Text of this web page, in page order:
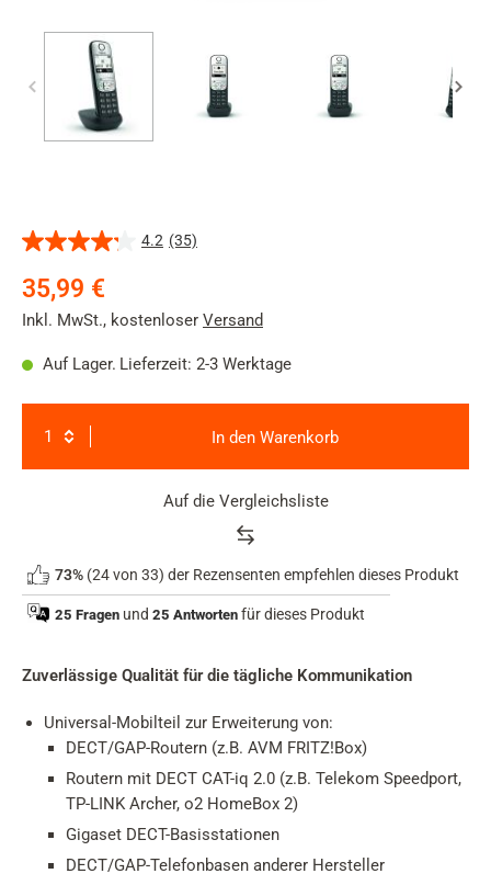
4.2 (35)
4.2
5
Sternen.
35
35,99 €
Inkl. MwSt., kostenloser Versand
Auf Lager. Lieferzeit: 2-3 Werktage
In den Warenkorb
Auf die Vergleichsliste
Product
rating
summary
73% (24 von 33) der Rezensenten empfehlen dieses Produkt
25 Fragen und 25 Antworten für dieses Produkt
Zuverlässige Qualität für die tägliche Kommunikation
Universal-Mobilteil zur Erweiterung von:
DECT/GAP-Routern (z.B. AVM FRITZ!Box)
Routern mit DECT CAT-iq 2.0 (z.B. Telekom Speedport,
TP-LINK Archer, o2 HomeBox 2)
Gigaset DECT-Basisstationen
DECT/GAP-Telefonbasen anderer Hersteller